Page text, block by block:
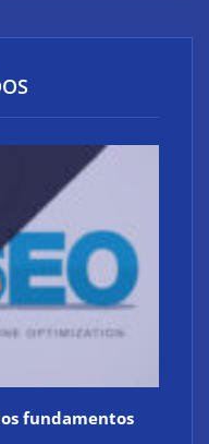
en
de
fundamentos